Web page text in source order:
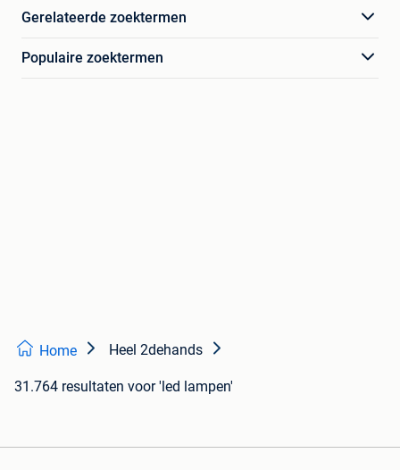
Gerelateerde zoektermen
Populaire zoektermen
Home Heel 2dehands
31.764 resultaten voor 'led lampen'